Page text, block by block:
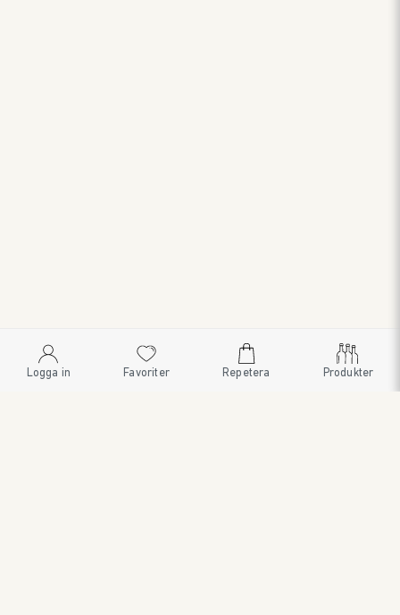
Logga in Favoriter Repetera Produkter